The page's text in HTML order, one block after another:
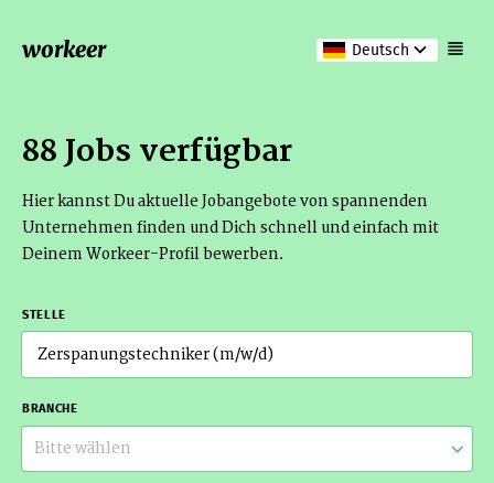
workeer Deutsch
88 Jobs verfügbar
Hier kannst Du aktuelle Jobangebote von spannenden
Unternehmen finden und Dich schnell und einfach mit
Deinem Workeer-Profil bewerben.
STELLE
BRANCHE
Bitte wählen